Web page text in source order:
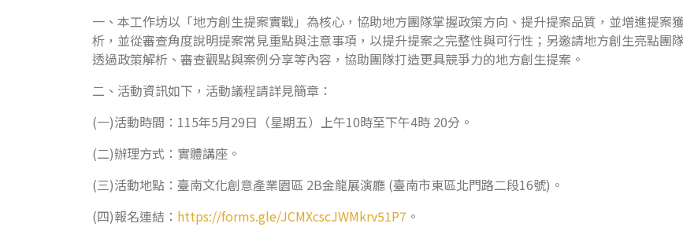
一、本工作坊以「地方創生提案實戰」為核心，協助地方團隊掌握政策方向、提升提案品質，並增進提案
析，並從審查角度說明提案常見重點與注意事項，以提升提案之完整性與可行性；另邀請地方創生亮點團
透過政策解析、審查觀點與案例分享等內容，協助團隊打造更具競爭力的地方創生提案。
二、活動資訊如下，活動議程請詳見簡章：
(一)活動時間：115年5月29日（星期五）上午10時至下午4時 20分。
(二)辦理方式：實體講座。
(三)活動地點：臺南文化創意產業園區 2B金龍展演廳 (臺南市東區北門路二段16號)。
(四)報名連結： https://forms.gle/JCMXcscJWMkrv51P7 。